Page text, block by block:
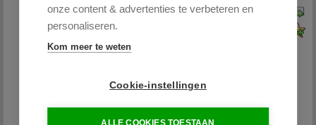
onze content & advertenties te verbeteren en
personaliseren.
Kom meer te weten
Cookie-instellingen
ALLE COOKIES TOESTAAN
Pagina doorsturen